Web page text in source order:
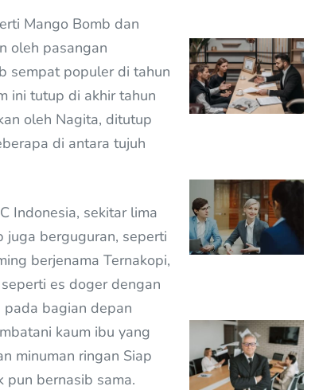
Mango Bomb dan
oleh pasangan
sempat populer di tahun
ini tutup di akhir tahun
oleh Nagita, ditutup
di antara tujuh
Indonesia, sekitar lima
juga berguguran, seperti
berjenama Ternakopi,
es doger dengan
pada bagian depan
kaum ibu yang
minuman ringan Siap
pun bernasib sama.